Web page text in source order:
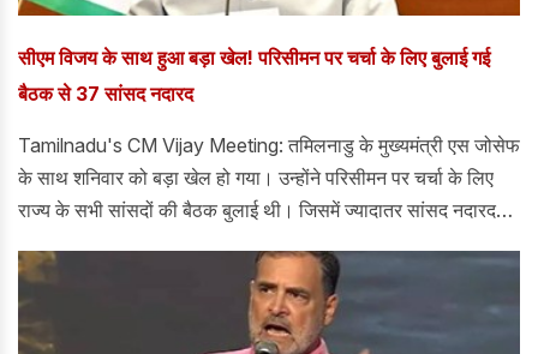
सीएम विजय के साथ हुआ बड़ा खेल! परिसीमन पर चर्चा के लिए बुलाई गई
बैठक से 37 सांसद नदारद
Tamilnadu's CM Vijay Meeting: तमिलनाडु के मुख्यमंत्री एस जोसेफ
के साथ शनिवार को बड़ा खेल हो गया। उन्होंने परिसीमन पर चर्चा के लिए
राज्य के सभी सांसदों की बैठक बुलाई थी। जिसमें ज्यादातर सांसद नदारद
राज्यसभा के हैं।